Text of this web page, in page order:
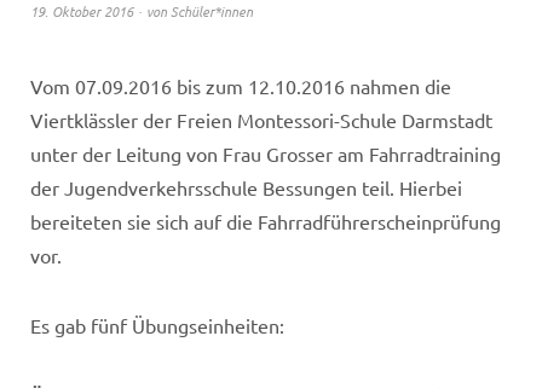
19. Oktober 2016 vonSchüler*innen
Vom 07.09.2016 bis zum 12.10.2016 nahmen die
Viertklässler der Freien Montessori-Schule Darmstadt
unter der Leitung von Frau Grosser am Fahrradtraining
der Jugendverkehrsschule Bessungen teil. Hierbei
bereiteten sie sich auf die Fahrradführerscheinprüfung
vor.
Es gab fünf Übungseinheiten: